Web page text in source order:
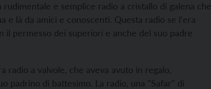
e semplice radio a cristallo di galena che
e là da amici e conoscenti. Questa radio se l'era
il permesso dei superiori e anche del suo padre
radio a valvole, che aveva avuto in regalo,
padrino di battesimo. La radio, una "Safar" di